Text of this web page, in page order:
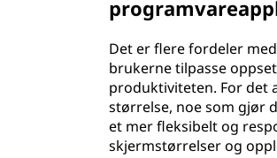
Det er flere fordeler
brukerne tilpasse
produktiviteten. For det
størrelse, noe som gjør
et mer fleksibelt og
skjermstørrelser og